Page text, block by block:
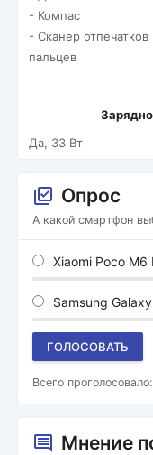
- Компас
- Сканер отпечатков
пальцев
Да, 33 Вт
Опрос
А какой смартфон
Xiaomi Poco M6
Samsung Galaxy
ГОЛОСОВАТЬ
Всего проголосовало:
Мнение